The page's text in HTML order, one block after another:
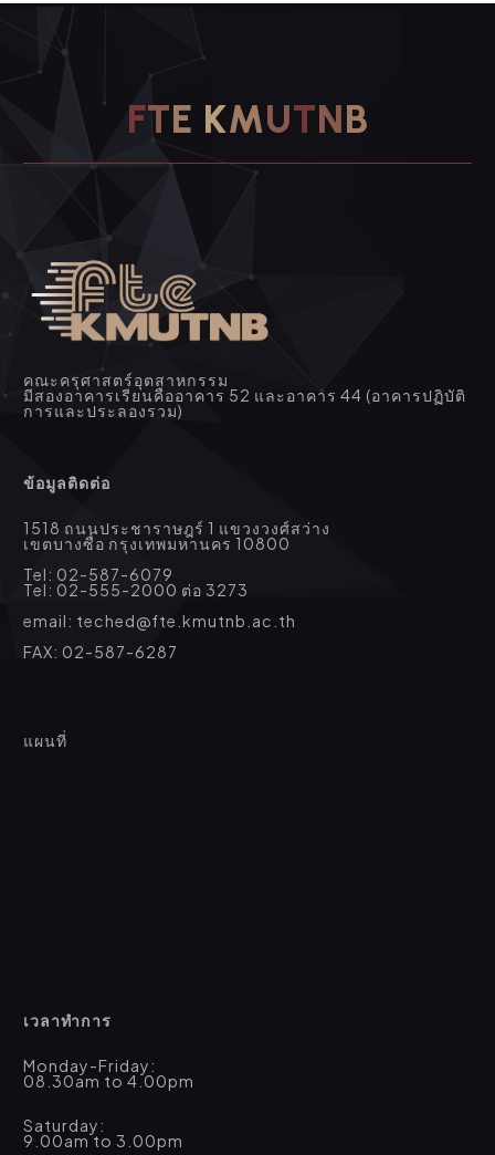
FTE KMUTNB
คณะครุศาสตร์อุตสาหกรรม
มีสองอาคารเรียนคืออาคาร 52 และอาคาร 44 (อาคารปฏิบัติ
การและประลองรวม)
ข้อมูลติดต่อ
1518 ถนนประชาราษฎร์ 1 แขวงวงศ์สว่าง
เขตบางซื่อ กรุงเทพมหานคร 10800
Tel: 02-587-6079
Tel: 02-555-2000 ต่อ 3273
email: teched@fte.kmutnb.ac.th
FAX: 02-587-6287
แผนที่
เวลาทำการ
Monday-Friday:
08.30am to 4.00pm
Saturday:
9.00am to 3.00pm